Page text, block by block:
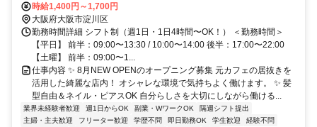
駅」より徒歩9分｜賄いあり✨
時給1,400円～1,700円
大阪府大阪市淀川区
勤務時間詳細 シフト制（週1日・1日4時間〜OK！） ＜勤務時間＞
【平日】 前半：09:00〜13:30 / 10:00〜14:00 後半：17:00〜22:00
【土曜】 前半：09:00〜1...
仕事内容 ✨ 8月NEW OPENのオープニング募集 元カフェの居抜きを
活用した綺麗な店内！ オシャレな環境で気持ちよく働けます。 ✨ 髪
型自由＆ネイル・ピアスOK 自分らしさを大切にしながら働ける...
業界未経験者歓迎 週1日からOK 副業・WワークOK
隔週シフト提出
主婦・主夫歓迎
フリーター歓迎 学歴不問 即日勤務OK 学生歓迎 経験不問